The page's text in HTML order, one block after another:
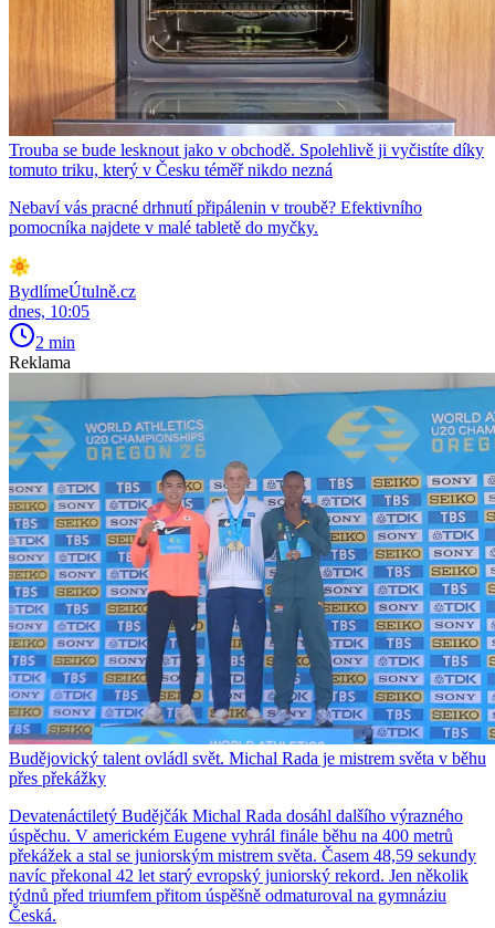
Trouba se bude lesknout jako v obchodě. Spolehlivě ji vyčistíte díky
tomuto triku, který v Česku téměř nikdo nezná
Nebaví vás pracné drhnutí připálenin v troubě? Efektivního
pomocníka najdete v malé tabletě do myčky.
BydlímeÚtulně.cz
dnes, 10:05
2 min
Reklama
Budějovický talent ovládl svět. Michal Rada je mistrem světa v běhu
přes překážky
Devatenáctiletý Budějčák Michal Rada dosáhl dalšího výrazného
úspěchu. V americkém Eugene vyhrál finále běhu na 400 metrů
překážek a stal se juniorským mistrem světa. Časem 48,59 sekundy
navíc překonal 42 let starý evropský juniorský rekord. Jen několik
týdnů před triumfem přitom úspěšně odmaturoval na gymnáziu
Česká.